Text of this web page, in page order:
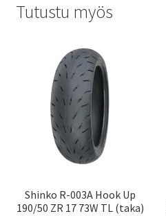
Tutustu myös
Shinko R-003A Hook Up
190/50 ZR 17 73W TL (taka)